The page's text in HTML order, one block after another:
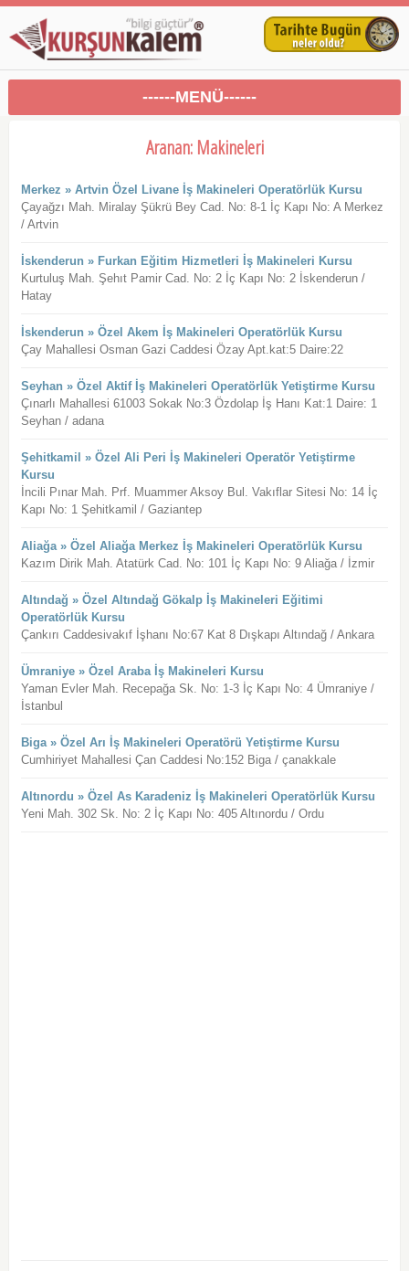
------MENÜ------
Aranan: Makineleri
Merkez » Artvin Özel Livane İş Makineleri Operatörlük Kursu
Çayağzı Mah. Miralay Şükrü Bey Cad. No: 8-1 İç Kapı No: A Merkez
/ Artvin
İskenderun » Furkan Eğitim Hizmetleri İş Makineleri Kursu
Kurtuluş Mah. Şehıt Pamir Cad. No: 2 İç Kapı No: 2 İskenderun /
Hatay
İskenderun » Özel Akem İş Makineleri Operatörlük Kursu
Çay Mahallesi Osman Gazi Caddesi Özay Apt.kat:5 Daire:22
Seyhan » Özel Aktif İş Makineleri Operatörlük Yetiştirme Kursu
Çınarlı Mahallesi 61003 Sokak No:3 Özdolap İş Hanı Kat:1 Daire: 1
Seyhan / adana
Şehitkamil » Özel Ali Peri İş Makineleri Operatör Yetiştirme
Kursu
İncili Pınar Mah. Prf. Muammer Aksoy Bul. Vakıflar Sitesi No: 14 İç
Kapı No: 1 Şehitkamil / Gaziantep
Aliağa » Özel Aliağa Merkez İş Makineleri Operatörlük Kursu
Kazım Dirik Mah. Atatürk Cad. No: 101 İç Kapı No: 9 Aliağa / İzmir
Altındağ » Özel Altındağ Gökalp İş Makineleri Eğitimi
Operatörlük Kursu
Çankırı Caddesivakıf İşhanı No:67 Kat 8 Dışkapı Altındağ / Ankara
Ümraniye » Özel Araba İş Makineleri Kursu
Yaman Evler Mah. Recepağa Sk. No: 1-3 İç Kapı No: 4 Ümraniye /
İstanbul
Biga » Özel Arı İş Makineleri Operatörü Yetiştirme Kursu
Cumhiriyet Mahallesi Çan Caddesi No:152 Biga / çanakkale
Altınordu » Özel As Karadeniz İş Makineleri Operatörlük Kursu
Yeni Mah. 302 Sk. No: 2 İç Kapı No: 405 Altınordu / Ordu